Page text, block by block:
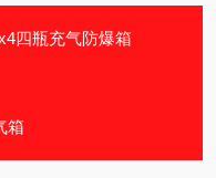
四瓶充气防爆箱
箱